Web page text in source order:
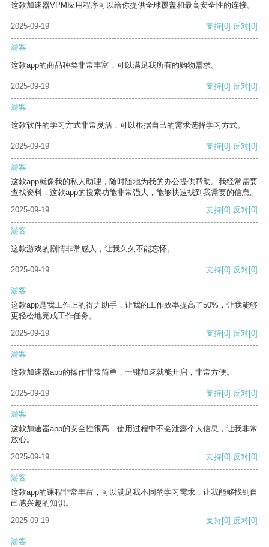
这款加速器VPM应用程序可以给你提供全球覆盖和最高安全性的连接。
2025-09-19 支持[0] 反对[0]
游客
这款app的商品种类非常丰富，可以满足我所有的购物需求。
2025-09-19 支持[0] 反对[0]
游客
这款软件的学习方式非常灵活，可以根据自己的需求选择学习方式。
2025-09-19 支持[0] 反对[0]
游客
这款app就像我的私人助理，随时随地为我的办公提供帮助。我经常需要
查找资料，这款app的搜索功能非常强大，能够快速找到我需要的信息。
2025-09-19
支持[0] 反对[0]
游客
这款游戏的剧情非常感人，让我久久不能忘怀。
2025-09-19 支持[0] 反对[0]
游客
这款app是我工作上的得力助手，让我的工作效率提高了50%，让我能够
更轻松地完成工作任务。
2025-09-19
支持[0] 反对[0]
游客
这款加速器app的操作非常简单，一键加速就能开启，非常方便。
2025-09-19 支持[0] 反对[0]
游客
这款加速器app的安全性很高，使用过程中不会泄露个人信息，让我非常
放心。
2025-09-19
支持[0] 反对[0]
游客
这款app的课程非常丰富，可以满足我不同的学习需求，让我能够找到自
己感兴趣的知识。
2025-09-19
支持[0] 反对[0]
游客